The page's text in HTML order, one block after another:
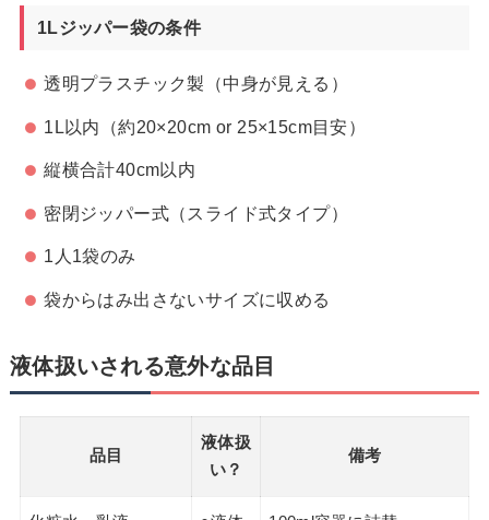
1Lジッパー袋の条件
透明プラスチック製（中身が見える）
1L以内（約20×20cm or 25×15cm目安）
縦横合計40cm以内
密閉ジッパー式（スライド式タイプ）
1人1袋のみ
袋からはみ出さないサイズに収める
液体扱いされる意外な品目
品目
液体扱
い？
備考